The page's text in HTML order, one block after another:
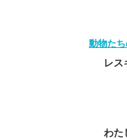
動物たち
レス
わた